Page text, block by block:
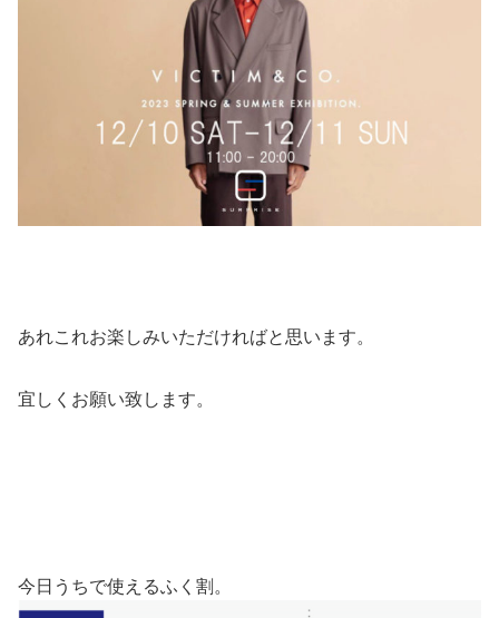
あれこれお楽しみいただければと思います。
宜しくお願い致します。
今日うちで使えるふく割。